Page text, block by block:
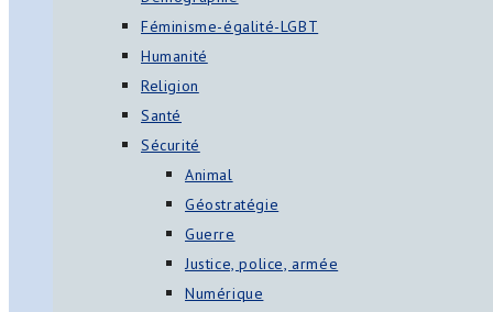
Féminisme-égalité-LGBT
Humanité
Religion
Santé
Sécurité
Animal
Géostratégie
Guerre
Justice, police, armée
Numérique